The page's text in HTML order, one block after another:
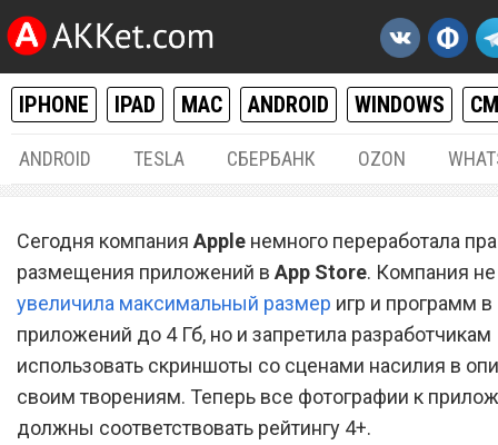
IPHONE IPAD MAC ANDROID WINDOWS
ANDROID TESLA СБЕРБАНК OZON
Apple запретила
использовать сцены
скриншотах приложений
Store
Сегодня компания Apple немного переработала
размещения приложений в App Store. Компания не
увеличила максимальный размер игр и программ в
приложений до 4 Гб, но и запретила разработчикам
использовать скриншоты со сценами насилия в
своим творениям. Теперь все фотографии к
должны соответствовать рейтингу 4+.